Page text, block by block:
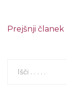
Prejšnji članek